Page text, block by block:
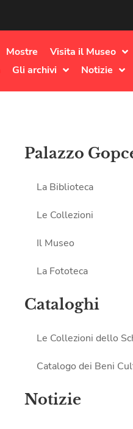
Mostre Visita il Museo
Gli archivi Notizie
Palazzo
La Biblioteca
Le Collezioni
Il Museo
La Fototeca
Cataloghi
Le Collezioni dello
Catalogo dei Beni
Notizie